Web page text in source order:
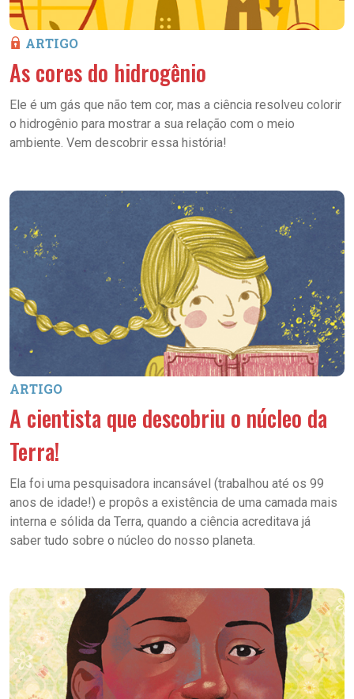
ARTIGO
As cores do hidrogênio
Ele é um gás que não tem cor, mas a ciência resolveu colorir
o hidrogênio para mostrar a sua relação com o meio
ambiente. Vem descobrir essa história!
ARTIGO
A cientista que descobriu o núcleo da
Terra!
Ela foi uma pesquisadora incansável (trabalhou até os 99
anos de idade!) e propôs a existência de uma camada mais
interna e sólida da Terra, quando a ciência acreditava já
saber tudo sobre o núcleo do nosso planeta.